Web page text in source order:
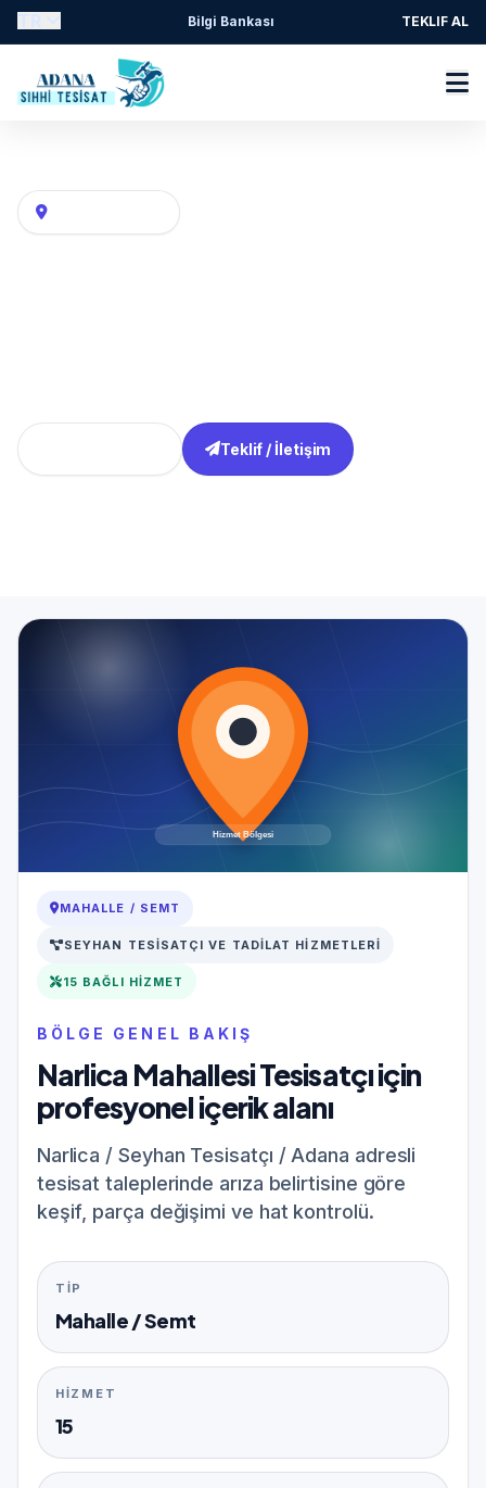
Bilgi Bankası TEKLIF AL
Adana Su tesisatı, kat kaloriferi ve hava hattı
Mahalle / Semt
Teklif / İletişim
MAHALLE / SEMT
SEYHAN TESISATÇI VE TADILAT HIZMETLERI
15 BAĞLI HIZMET
BÖLGE GENEL BAKIŞ
Narlica Mahallesi Tesisatçı için
profesyonel içerik alanı
Narlica / Seyhan Tesisatçı / Adana adresli
tesisat taleplerinde arıza belirtisine göre
keşif, parça değişimi ve hat kontrolü.
TIP
Mahalle / Semt
HIZMET
15